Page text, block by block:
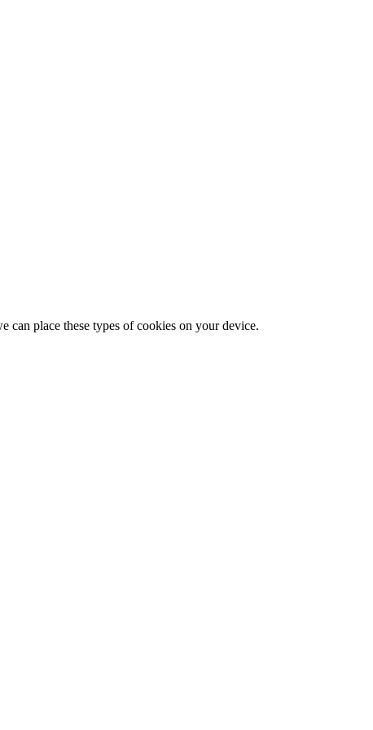
can place these types of cookies on your device.